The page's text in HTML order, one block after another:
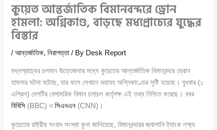
কুয়েত আন্তর্জাতিক বিমানবন্দরে ড্রোন
হামলা: অগ্নিকাণ্ড, বাড়ছে মধ্যপ্রাচ্যের যুদ্ধের
বিস্তার
/আন্তর্জাতিক,নিরাপত্তা / By Desk Report
মধ্যপ্রাচ্যের চলমান উত্তেজনার মধ্যে কুয়েতের আন্তর্জাতিক বিমানবন্দরে ড্রোন
হামলার ঘটনা ঘটেছে, যার ফলে সেখানে ভয়াবহ অগ্নিকাণ্ডের সৃষ্টি হয়েছে। বুধবার (১
এপ্রিল) দেশটির বেসামরিক বিমান চলাচল কর্তৃপক্ষ এই তথ্য নিশ্চিত করেছে। খবর
বিবিসি (BBC) ওসিএনএন (CNN)।
কুয়েতের রাষ্ট্রীয় সংবাদ সংস্থা কুনা জানিয়েছে, বিমানবন্দরের জ্বালানি ট্যাংক লক্ষ্য